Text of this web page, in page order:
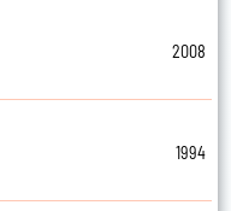
2008
1994